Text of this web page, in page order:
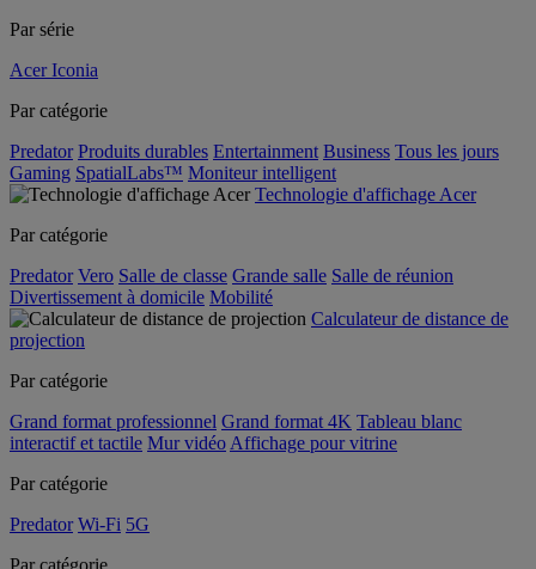
Par série
Acer Iconia
Par catégorie
Predator Produits durables Entertainment Business Tous les jours
Gaming SpatialLabs™ Moniteur intelligent
Technologie d'affichage Acer
Par catégorie
Predator Vero Salle de classe Grande salle Salle de réunion
Divertissement à domicile Mobilité
Calculateur de distance de
projection
Par catégorie
Grand format professionnel Grand format 4K Tableau blanc
interactif et tactile Mur vidéo Affichage pour vitrine
Par catégorie
Predator Wi-Fi 5G
Par catégorie